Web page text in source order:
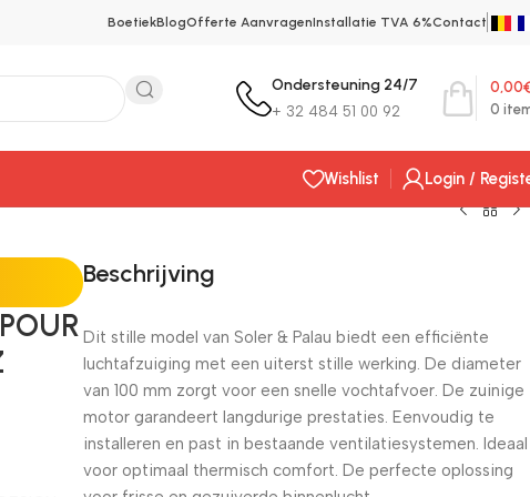
BoetiekBlogOfferte AanvragenInstallatie TVA 6%Contact
Ondersteuning 24/7
+ 32 484 51 00 92 0
0,00
Wishlist
Login /
Beschrijving
Dit stille model van Soler & Palau biedt een efficiënte
luchtafzuiging met een uiterst stille werking. De diameter
van 100 mm zorgt voor een snelle vochtafvoer. De zuinige
motor garandeert langdurige prestaties. Eenvoudig te
installeren en past in bestaande ventilatiesystemen. Ideaal
voor optimaal thermisch comfort. De perfecte oplossing